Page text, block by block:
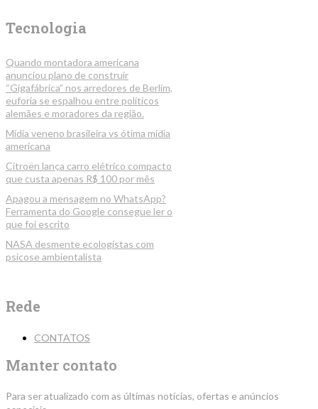
Tecnologia
Quando montadora americana
anunciou plano de construir
“Gigafábrica” nos arredores de Berlim,
euforia se espalhou entre políticos
alemães e moradores da região.
Mídia veneno brasileira vs ótima mídia
americana
Citroën lança carro elétrico compacto
que custa apenas R$ 100 por mês
Apagou a mensagem no WhatsApp?
Ferramenta do Google consegue ler o
que foi escrito
NASA desmente ecologistas com
psicose ambientalista
Rede
CONTATOS
Manter contato
Para ser atualizado com as últimas notícias, ofertas e anúncios